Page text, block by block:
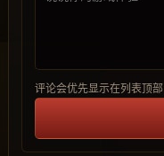
评论会优先显示在列表顶部